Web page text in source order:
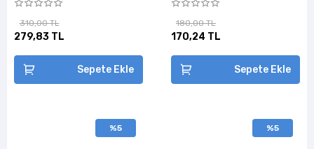
310,00 TL
279,83 TL
Sepete Ekle
180,00 TL
170,24 TL
Sepete Ekle
%5 %5